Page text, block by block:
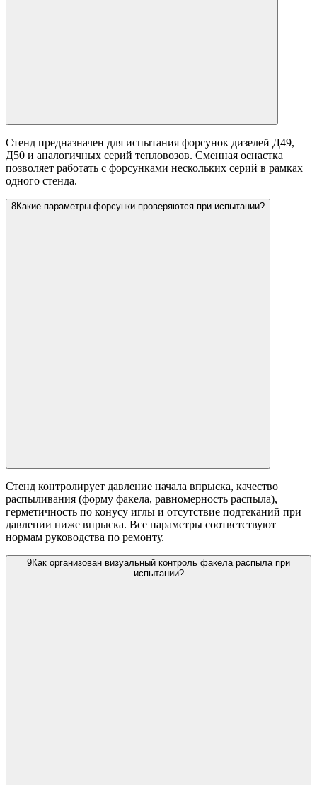
Стенд предназначен для испытания форсунок дизелей Д49,
Д50 и аналогичных серий тепловозов. Сменная оснастка
позволяет работать с форсунками нескольких серий в рамках
одного стенда.
8Какие параметры форсунки проверяются при испытании?
Стенд контролирует давление начала впрыска, качество
распыливания (форму факела, равномерность распыла),
герметичность по конусу иглы и отсутствие подтеканий при
давлении ниже впрыска. Все параметры соответствуют
нормам руководства по ремонту.
9Как организован визуальный контроль факела распыла при
испытании?